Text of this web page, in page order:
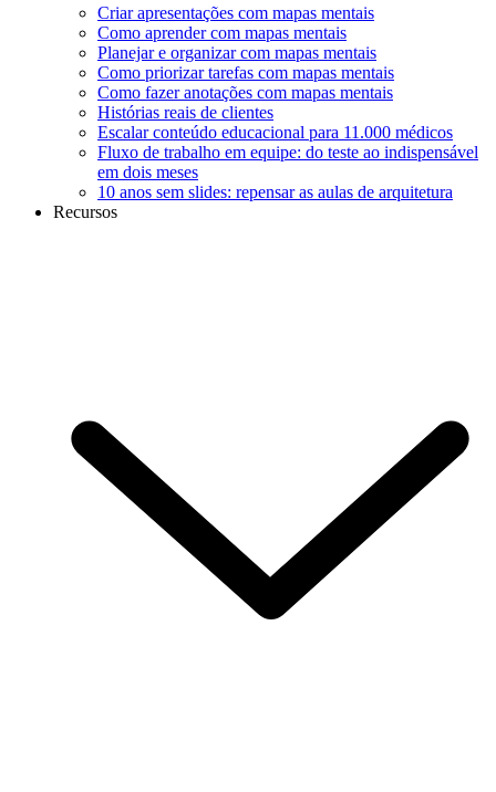
Criar apresentações com mapas mentais
Como aprender com mapas mentais
Planejar e organizar com mapas mentais
Como priorizar tarefas com mapas mentais
Como fazer anotações com mapas mentais
Histórias reais de clientes
Escalar conteúdo educacional para 11.000 médicos
Fluxo de trabalho em equipe: do teste ao indispensável
em dois meses
10 anos sem slides: repensar as aulas de arquitetura
Recursos